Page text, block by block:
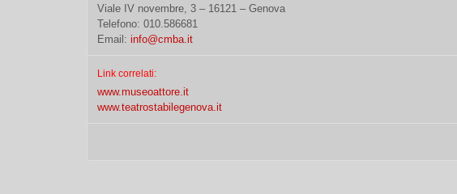
Viale IV novembre, 3 – 16121 – Genova
Telefono: 010.586681
Email: info@cmba.it
Link correlati:
www.museoattore.it
www.teatrostabilegenova.it